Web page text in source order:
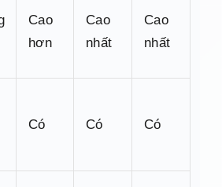
Cao
hơn
Cao
nhất
Cao
nhất
Có Có Có